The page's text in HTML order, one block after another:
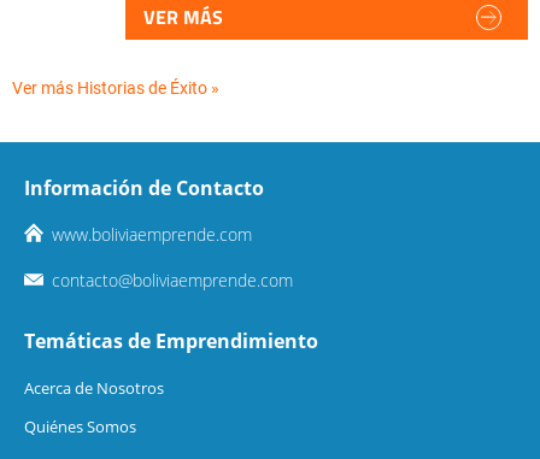
VER MÁS
Ver más Historias de Éxito »
Información de Contacto
www.boliviaemprende.com
contacto@boliviaemprende.com
Temáticas de Emprendimiento
Acerca de Nosotros
Quiénes Somos